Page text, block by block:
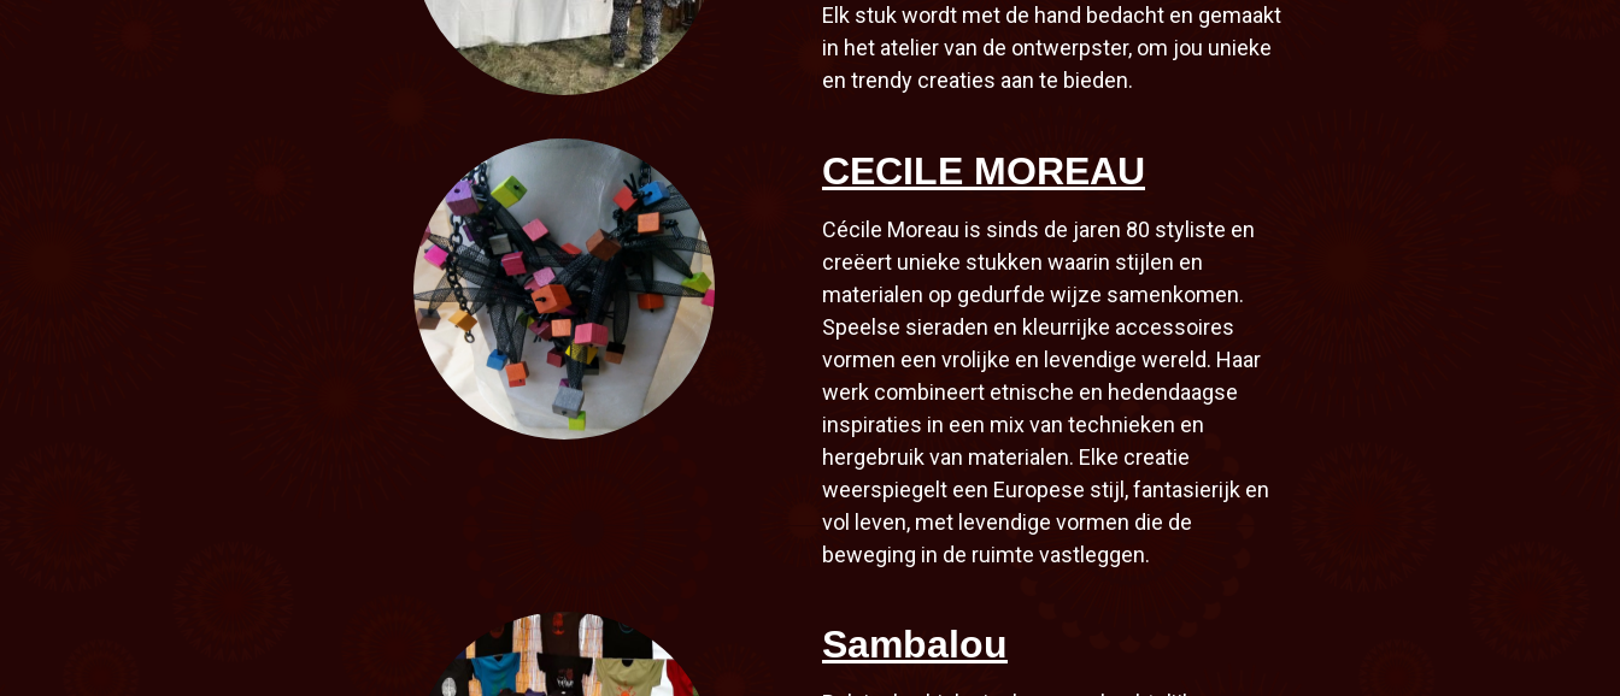
Elk stuk wordt met de hand bedacht en gemaakt
in het atelier van de ontwerpster, om jou unieke
en trendy creaties aan te bieden.
CECILE MOREAU
Cécile Moreau is sinds de jaren 80 styliste en
creëert unieke stukken waarin stijlen en
materialen op gedurfde wijze samenkomen.
Speelse sieraden en kleurrijke accessoires
vormen een vrolijke en levendige wereld. Haar
werk combineert etnische en hedendaagse
inspiraties in een mix van technieken en
hergebruik van materialen. Elke creatie
weerspiegelt een Europese stijl, fantasierijk en
vol leven, met levendige vormen die de
beweging in de ruimte vastleggen.
Sambalou